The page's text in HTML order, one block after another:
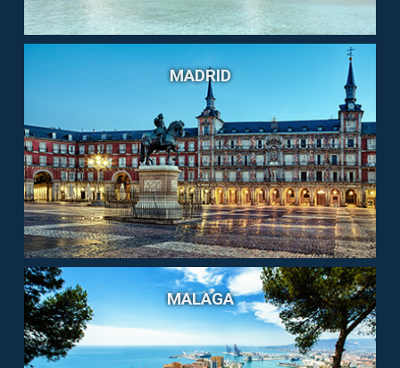
MADRID
MALAGA